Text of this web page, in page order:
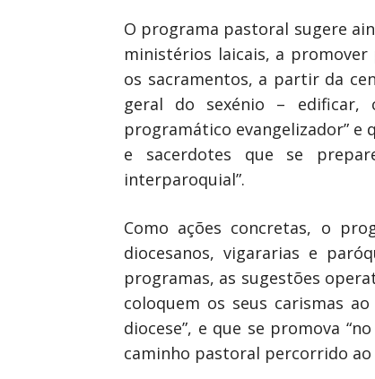
O programa pastoral sugere
ministérios laicais, a promover
os sacramentos, a partir da
geral do sexénio – edificar,
programático evangelizador” e
e sacerdotes que se
interparoquial”.
Como ações concretas, o
diocesanos, vigararias e
programas, as sugestões
coloquem os seus carismas
diocese”, e que se promova
caminho pastoral percorrido ao